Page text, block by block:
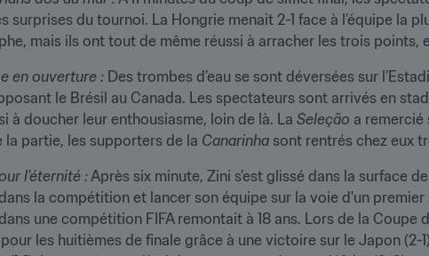
surprises du tournoi. La Hongrie menait 2-1 face à l’équipe la
mais ils ont tout de même réussi à arracher les trois points,
en ouverture : Des trombes d’eau se sont déversées sur
le Brésil au Canada. Les spectateurs sont arrivés en
à doucher leur enthousiasme, loin de là. La Seleção a remercié
la partie, les supporters de la Canarinha sont rentrés chez eux
l'éternité : Après six minute, Zini s’est glissé dans la surface
la compétition et lancer son équipe sur la voie d'un
une compétition FIFA remontait à 18 ans. Lors de la Coupe
les huitièmes de finale grâce à une victoire sur le Japon